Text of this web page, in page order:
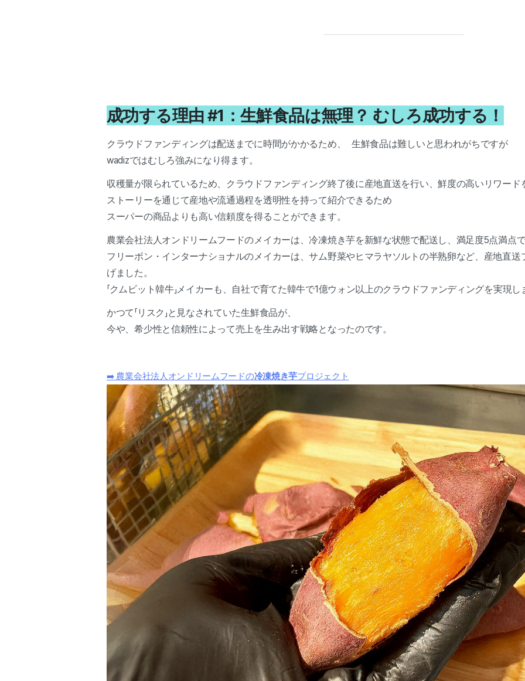
成功する理由 #1：生鮮食品は無理？ むしろ成功する！
クラウドファンディングは配送までに時間がかかるため、 生鮮食品は難しいと思われがちですが
wadizではむしろ強みになり得ます。
収穫量が限られているため、クラウドファンディング終了後に産地直送を行い、鮮度の高いリワード
ストーリーを通じて産地や流通過程を透明性を持って紹介できるため
スーパーの商品よりも高い信頼度を得ることができます。
農業会社法人オンドリームフードのメイカーは、冷凍焼き芋を新鮮な状態で配送し、満足度5点満点
フリーボン・インターナショナルのメイカーは、サム野菜やヒマラヤソルトの半熟卵など、産地直
げました。
「クムビット韓牛」メイカーも、自社で育てた韓牛で1億ウォン以上のクラウドファンディングを実現し
かつて「リスク」と見なされていた生鮮食品が、
今や、希少性と信頼性によって売上を生み出す戦略となったのです。
➡️ 農業会社法人オンドリームフードの冷凍焼き芋プロジェクト